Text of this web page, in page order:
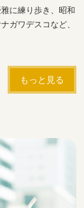
に練り歩き、昭和
ガワデスコなど、
もっと見る